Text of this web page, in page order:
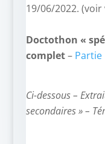
19/06/2022.
Doctothon «
complet– Partie
Ci-dessous –
secondaires » –